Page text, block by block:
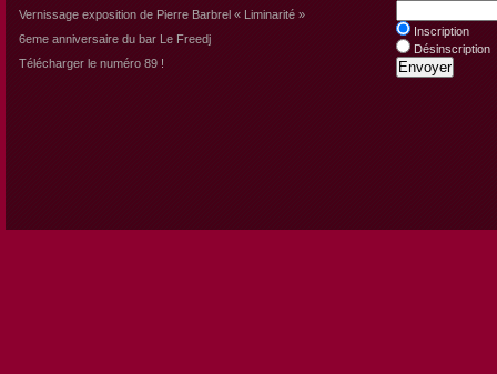
Vernissage exposition de Pierre Barbrel « Liminarité »
6eme anniversaire du bar Le Freedj
Télécharger le numéro 89 !
Inscription
Désinscription